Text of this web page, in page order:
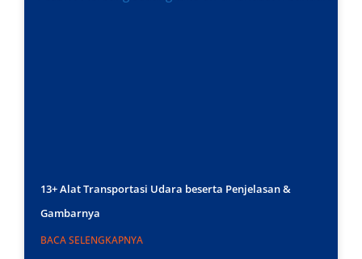
13+ Alat Transportasi Udara beserta Penjelasan &
Gambarnya
BACA SELENGKAPNYA